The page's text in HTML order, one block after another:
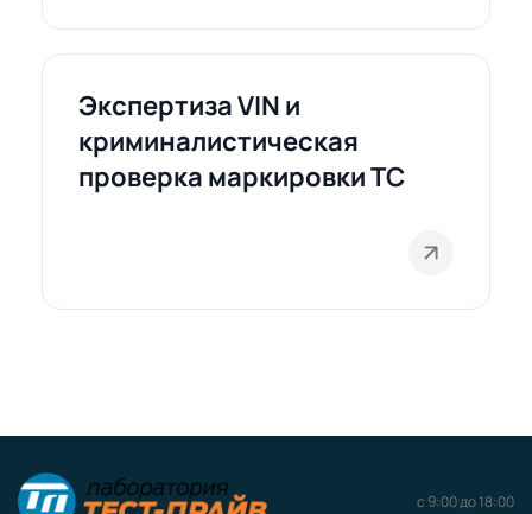
Экспертиза VIN и
криминалистическая
проверка маркировки ТС
с 9:00 до 18:00